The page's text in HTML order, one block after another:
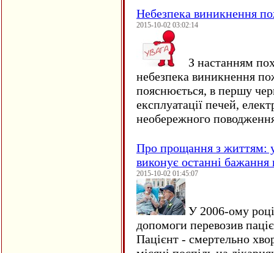
Небезпека виникнення
2015-10-02 03:02:14
З настанням
небезпека виникнення
пояснюється, в першу
експлуатації печей,
необережного
Про прощання з життям:
виконує останні
2015-10-02 01:45:07
У 2006-ому
допомоги перевозив
Пацієнт - смертельно